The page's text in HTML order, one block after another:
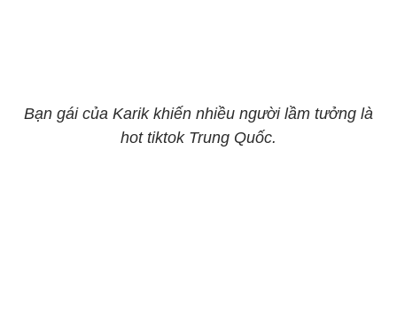
Bạn gái của Karik khiến nhiều người lầm tưởng là
hot tiktok Trung Quốc.